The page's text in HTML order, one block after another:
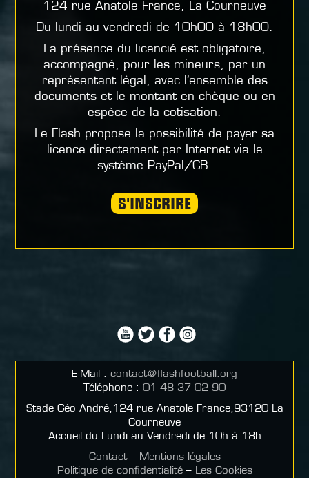
124 rue Anatole France, La Courneuve
Du lundi au vendredi de 10h00 à 18h00.
La présence du licencié est obligatoire,
accompagné, pour les mineurs, par un
représentant légal, avec l’ensemble des
documents et le montant en chèque ou en
espèce de la cotisation.
Le Flash propose la possibilité de payer sa
licence directement par Internet via le
système PayPal/CB.
S'INSCRIRE
E-Mail : contact@flashfootball.org
Téléphone : 01 48 37 02 90
Stade Géo André,124 rue Anatole France,93120 La
Courneuve
Accueil du Lundi au Vendredi de 10h à 18h
Contact– Mentions légales
Politique de confidentialité– Les Cookies